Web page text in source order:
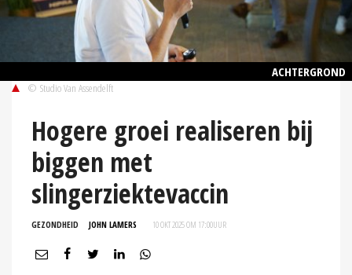
ACHTERGROND
© Studio Van Assendelft
Hogere groei realiseren bij
biggen met
slingerziektevaccin
GEZONDHEID JOHN LAMERS 10 OKT 2025 OM 17:00UUR